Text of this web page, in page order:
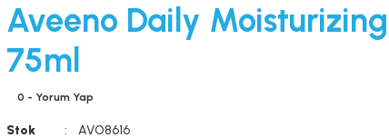
Aveeno Daily
75ml
0 - Yorum Yap
Stok
AVO8616